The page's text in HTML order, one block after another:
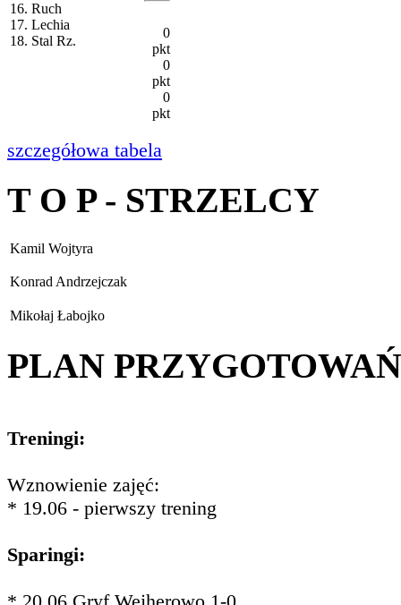
16. Ruch
17. Lechia
18. Stal Rz.
0
pkt
0
pkt
0
pkt
szczegółowa tabela
T O P - STRZELCY
Kamil Wojtyra
Konrad Andrzejczak
Mikołaj Łabojko
PLAN PRZYGOTOWAŃ
Treningi:
Wznowienie zajęć:
* 19.06 - pierwszy trening
Sparingi: